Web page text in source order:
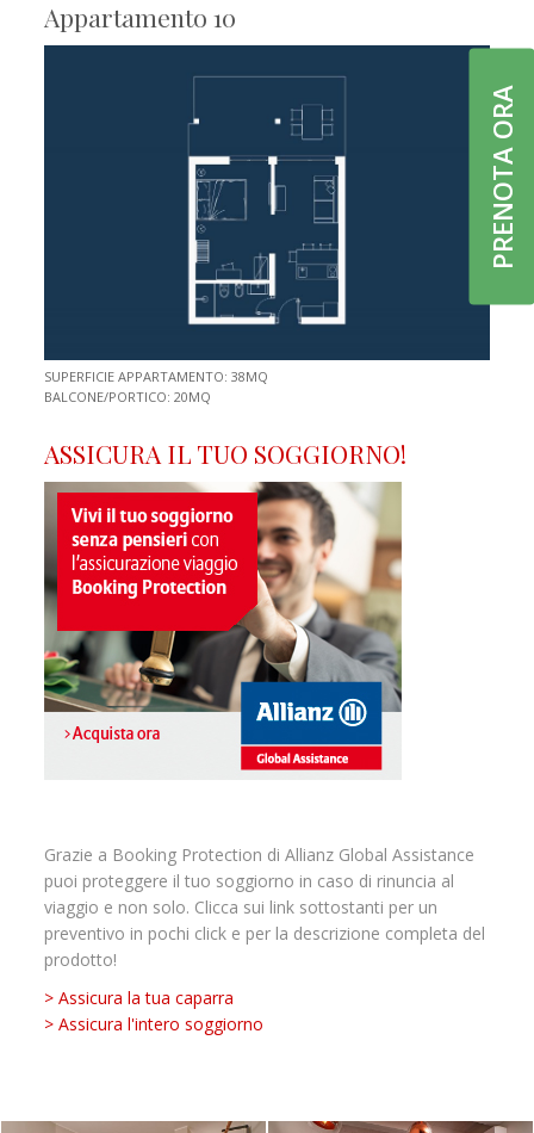
PRENOTA ORA
Appartamento 10
SUPERFICIE APPARTAMENTO: 38MQ
BALCONE/PORTICO: 20MQ
ASSICURA IL TUO SOGGIORNO!
Grazie a Booking Protection di Allianz Global Assistance
puoi proteggere il tuo soggiorno in caso di rinuncia al
viaggio e non solo. Clicca sui link sottostanti per un
preventivo in pochi click e per la descrizione completa del
prodotto!
> Assicura la tua caparra
> Assicura l'intero soggiorno